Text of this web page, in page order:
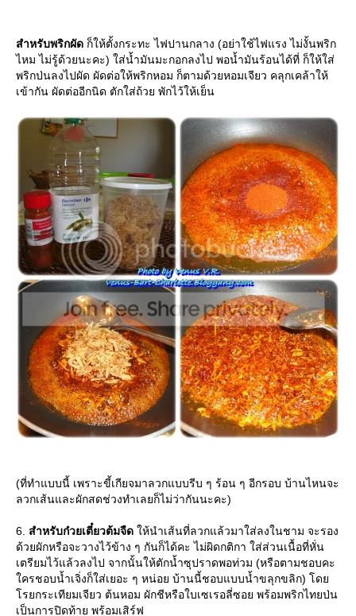
สำหรับพริกผัด ก็ให้ตั้งกระทะ ไฟปานกลาง (อย่าใช้ไฟแรง ไม่งั้นพริก
ไหม ไม่รู้ด้วยนะคะ) ใส่น้ำมันมะกอกลงไป พอน้ำมันร้อนได้ที่ ก็ให้ใส่
พริกป่นลงไปผัด ผัดต่อให้พริกหอม ก็ตามด้วยหอมเจียว คลุกเคล้าให้
เข้ากัน ผัดต่ออีกนิด ตักใส่ถ้วย พักไว้ให้เย็น
(ที่ทำแบบนี้ เพราะขี้เกียจมาลวกแบบรีบ ๆ ร้อน ๆ อีกรอบ บ้านไหนจะ
ลวกเส้นและผักสดช่วงทำเลยก็ไม่ว่ากันนะคะ)
6. สำหรับก๋วยเตี๋ยวต้มจืด ห้นำเส้นที่ลวกแล้วมาใส่ลงในชาม จะรอง
ด้วยผักหรือจะวางไว้ข้าง ๆ กันก็ได้คะ ไม่ผิดกติกา ใส่ส่วนเนื้อที่หั่น
เตรียมไว้แล้วลงไป จากนั้นให้ตักน้ำซุปราดพอท่วม (หรือตามชอบคะ
ครชอบน้ำเจิ่งก็ใส่เยอะ ๆ หน่อย บ้านนี้ชอบแบบน้ำขลุกขลิก) โด
รยกระเทียมเจียว ต้นหอม ผักชีหรือใบเซเรอลี่ซอย พร้อมพริกไทยป่น
เป็นการปิดท้าย พร้อมเสิร์ฟ